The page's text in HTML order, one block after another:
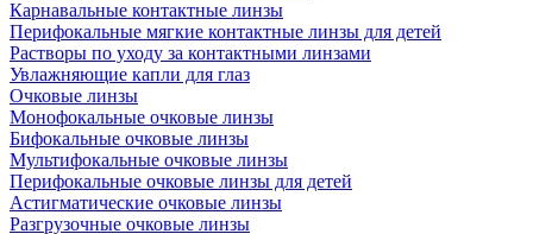
Карнавальные контактные линзы
Перифокальные мягкие контактные линзы для детей
Растворы по уходу за контактными линзами
Увлажняющие капли для глаз
Очковые линзы
Монофокальные очковые линзы
Бифокальные очковые линзы
Мультифокальные очковые линзы
Перифокальные очковые линзы для детей
Астигматические очковые линзы
Разгрузочные очковые линзы